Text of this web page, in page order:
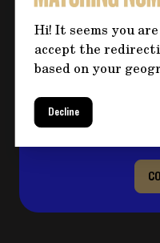
Hi! It seems you
accept the
based on your
Decline
Hai bisogno
sul
compila il form,
presto per